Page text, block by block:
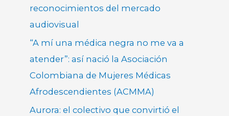
reconocimientos del mercado
audiovisual
“A mí una médica negra no me va a
atender”: así nació la Asociación
Colombiana de Mujeres Médicas
Afrodescendientes (ACMMA)
Aurora: el colectivo que convirtió el